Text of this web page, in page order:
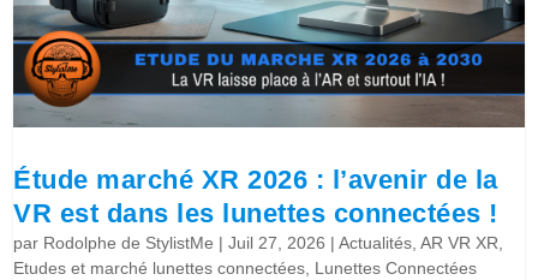
Étude marché XR 2026 : l’avenir de la
VR est dans les lunettes connectées !
par Rodolphe de StylistMe |Juil 27, 2026 |Actualités ,AR VR XR
Etudes et marché lunettes connectées Lunettes Connectées